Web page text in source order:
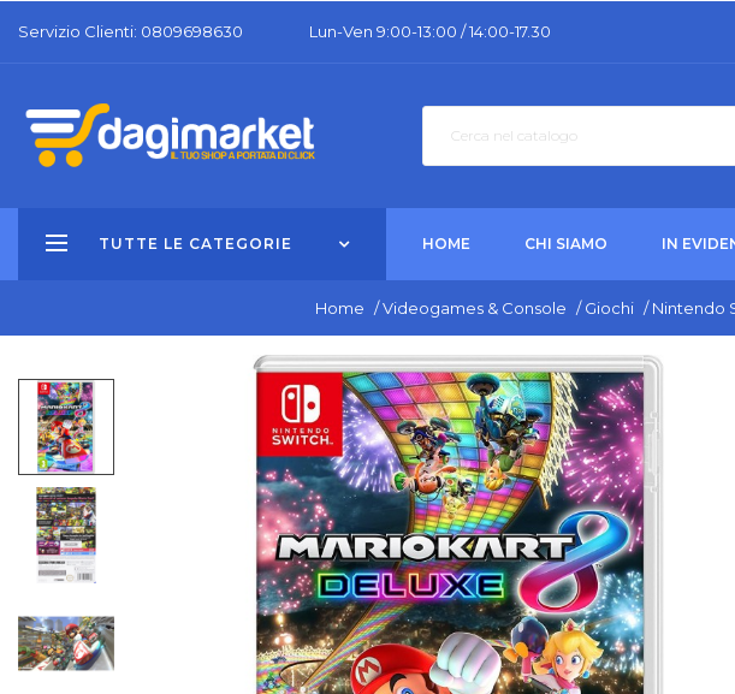
Servizio Clienti: 0809698630 Lun-Ven 9:00-13:00 / 14:00-17.30
TUTTE LE CATEGORIE HOME CHI SIAMO IN
Home / Videogames & Console / Giochi / Nintendo